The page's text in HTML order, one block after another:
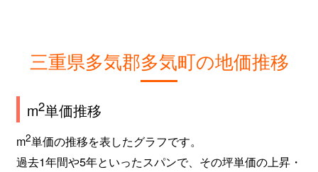
三重県多気郡多気町の地価推移
m2単価推移
m2単価の推移を表したグラフです。
過去1年間や5年といったスパンで、その坪単価の上昇・